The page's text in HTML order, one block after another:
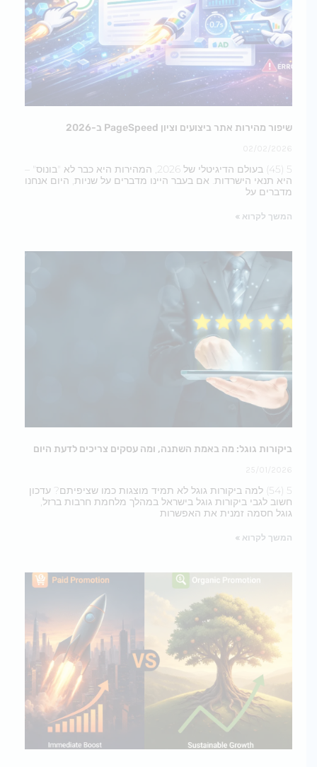
שיפור מהירות אתר ביצועים וציון PageSpeed ב-2026
02/02/2026
5 (45) בעולם הדיגיטלי של 2026, המהירות היא כבר לא "בונוס" –
היא תנאי הישרדות. אם בעבר היינו מדברים על שניות, היום אנחנו
מדברים על
המשך לקרוא »
ביקורות גוגל: מה באמת השתנה, ומה עסקים צריכים לדעת היום
25/01/2026
5 (54) למה ביקורות גוגל לא תמיד מוצגות כמו שציפיתם? עדכון
חשוב לגבי ביקורות גוגל בישראל במהלך מלחמת חרבות ברזל,
גוגל חסמה זמנית את האפשרות
המשך לקרוא »